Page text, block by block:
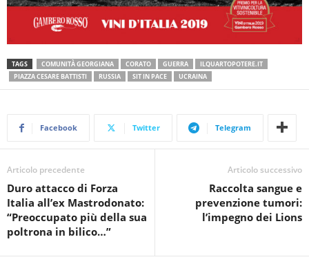
TAGS COMUNITÀ GEORGIANA CORATO GUERRA
ILQUARTOPOTERE.IT
PIAZZA CESARE BATTISTI
RUSSIA SIT IN PACE UCRAINA
Facebook Twitter Telegram
Articolo precedente
Duro attacco di Forza
Italia all’ex Mastrodonato:
“Preoccupato più della sua
poltrona in bilico…”
Articolo successivo
Raccolta sangue e
prevenzione tumori:
l’impegno dei Lions